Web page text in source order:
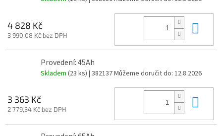
4 828 Kč
3 990,08 Kč bez DPH
Provedení: 45Ah
Skladem (23 ks) | 382137Můžeme doručit do: 12.8.2026
3 363 Kč
2 779,34 Kč bez DPH